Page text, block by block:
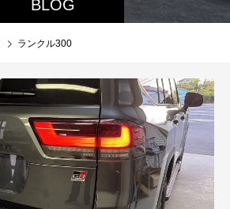
BLOG
ランクル300